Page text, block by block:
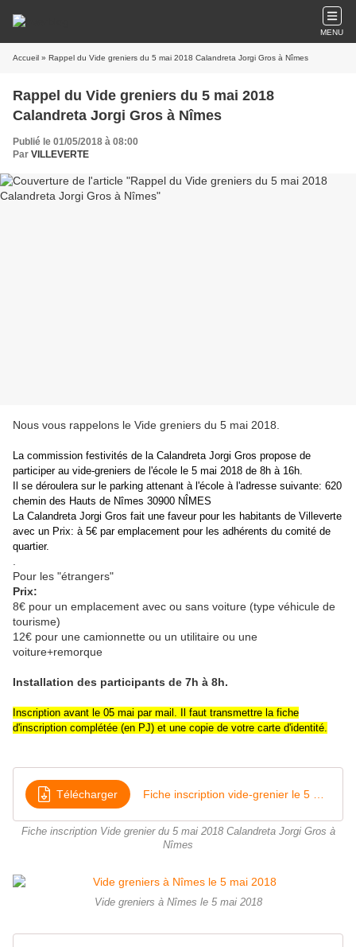
MENU
Accueil » Rappel du Vide greniers du 5 mai 2018 Calandreta Jorgi Gros à Nîmes
Rappel du Vide greniers du 5 mai 2018
Calandreta Jorgi Gros à Nîmes
Publié le 01/05/2018 à 08:00
Par VILLEVERTE
Nous vous rappelons le Vide greniers du 5 mai 2018.
La commission festivités de la Calandreta Jorgi Gros propose de
participer au vide-greniers de l'école le 5 mai 2018 de 8h à 16h.
Il se déroulera sur le parking attenant à l'école à l'adresse suivante: 620
chemin des Hauts de Nîmes 30900 NÎMES
La Calandreta Jorgi Gros fait une faveur pour les habitants de Villeverte
avec un Prix: à 5€ par emplacement pour les adhérents du comité de
quartier.
Pour les "étrangers"
Prix:
8€ pour un emplacement avec ou sans voiture (type véhicule de
tourisme)
12€ pour une camionnette ou un utilitaire ou une
voiture+remorque
Installation des participants de 7h à 8h.
Inscription avant le 05 mai par mail. Il faut transmettre la fiche
d'inscription complétée (en PJ) et une copie de votre carte d'identité.
Télécharger
Fiche inscription Vide grenier du 5 mai 2018 Calandreta Jorgi Gros à
Nîmes
Vide greniers à Nîmes le 5 mai 2018